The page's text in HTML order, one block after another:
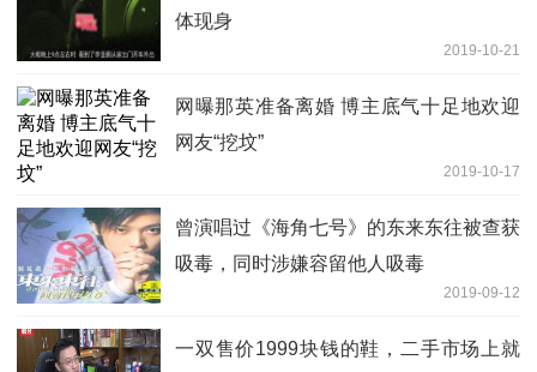
体现身
2019-10-21
网曝那英准备离婚 博主底气十足地欢迎
网友“挖坟”
2019-10-17
曾演唱过《海角七号》的东来东往被查获
吸毒，同时涉嫌容留他人吸毒
2019-09-12
一双售价1999块钱的鞋，二手市场上就